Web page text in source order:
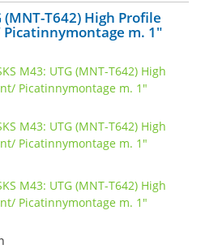
(MNT-T642) High Profile
m. 1"